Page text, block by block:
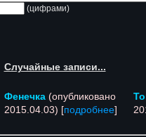
(цифрами)
Случайные записи...
Фенечка (опубликовано
2015.04.03) [подробнее]